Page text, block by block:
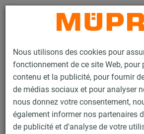
Nous utilisons des cookies pour
fonctionnement de ce site Web, pour
contenu et la publicité, pour fournir
de médias sociaux et pour analyser
nous donnez votre consentement,
également informer nos partenaires
de publicité et d'analyse de votre
Produits Technique de fixation
Produits en
Accessoires de montage, inox
Rondelle